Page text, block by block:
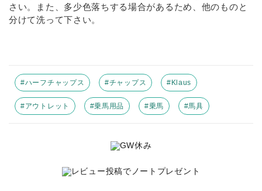
さい。また、多少色落ちする場合があるため、他のものと
分けて洗って下さい。
#ハーフチャップス #チャップス #Klaus
#アウトレット #乗馬用品 #乗馬 #馬具